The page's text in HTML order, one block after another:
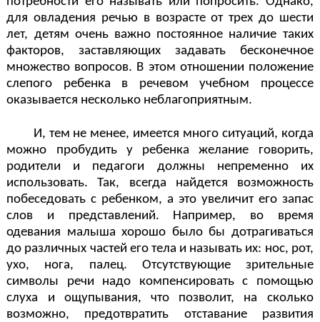
для овладения речью в возрасте от трех до шести
лет, детям очень важно постоянное наличие таких
факторов, заставляющих задавать бесконечное
множество вопросов. В этом отношении положение
слепого ребенка в речевом учебном процессе
оказывается несколько неблагоприятным.
И, тем не менее, имеется много ситуаций, когда
можно пробудить у ребенка желание говорить,
родители и педагоги должны непременно их
использовать. Так, всегда найдется возможность
побеседовать с ребенком, а это увеличит его запас
слов и представлений. Например, во время
одевания малыша хорошо было бы дотрагиваться
до различных частей его тела и называть их: нос, рот,
ухо, нога, палец. Отсутствующие зрительные
символы речи надо компенсировать с помощью
слуха и ощупывания, что позволит, на сколько
возможно, предотвратить отставание развития